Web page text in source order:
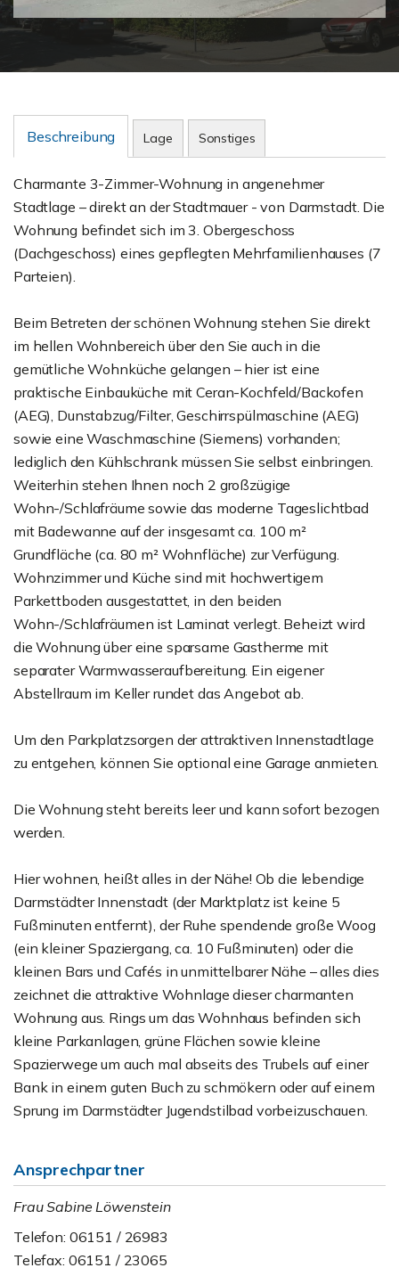
Beschreibung Lage Sonstiges
Charmante 3-Zimmer-Wohnung in angenehmer
Stadtlage – direkt an der Stadtmauer - von Darmstadt. Die
Wohnung befindet sich im 3. Obergeschoss
(Dachgeschoss) eines gepflegten Mehrfamilienhauses (7
Parteien).
Beim Betreten der schönen Wohnung stehen Sie direkt
im hellen Wohnbereich über den Sie auch in die
gemütliche Wohnküche gelangen – hier ist eine
praktische Einbauküche mit Ceran-Kochfeld/Backofen
(AEG), Dunstabzug/Filter, Geschirrspülmaschine (AEG)
sowie eine Waschmaschine (Siemens) vorhanden;
lediglich den Kühlschrank müssen Sie selbst einbringen.
Weiterhin stehen Ihnen noch 2 großzügige
Wohn-/Schlafräume sowie das moderne Tageslichtbad
mit Badewanne auf der insgesamt ca. 100 m²
Grundfläche (ca. 80 m² Wohnfläche) zur Verfügung.
Wohnzimmer und Küche sind mit hochwertigem
Parkettboden ausgestattet, in den beiden
Wohn-/Schlafräumen ist Laminat verlegt. Beheizt wird
die Wohnung über eine sparsame Gastherme mit
separater Warmwasseraufbereitung. Ein eigener
Abstellraum im Keller rundet das Angebot ab.
Um den Parkplatzsorgen der attraktiven Innenstadtlage
zu entgehen, können Sie optional eine Garage anmieten.
Die Wohnung steht bereits leer und kann sofort bezogen
werden.
Hier wohnen, heißt alles in der Nähe! Ob die lebendige
Darmstädter Innenstadt (der Marktplatz ist keine 5
Fußminuten entfernt), der Ruhe spendende große Woog
(ein kleiner Spaziergang, ca. 10 Fußminuten) oder die
kleinen Bars und Cafés in unmittelbarer Nähe – alles dies
zeichnet die attraktive Wohnlage dieser charmanten
Wohnung aus. Rings um das Wohnhaus befinden sich
kleine Parkanlagen, grüne Flächen sowie kleine
Spazierwege um auch mal abseits des Trubels auf einer
Bank in einem guten Buch zu schmökern oder auf einem
Sprung im Darmstädter Jugendstilbad vorbeizuschauen.
Ansprechpartner
Frau Sabine Löwenstein
Telefon: 06151 / 26983
Telefax: 06151 / 23065